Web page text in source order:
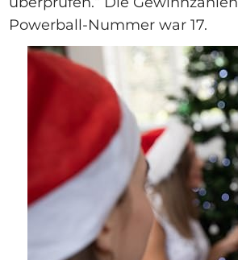
Powerball-Nummer war 17.